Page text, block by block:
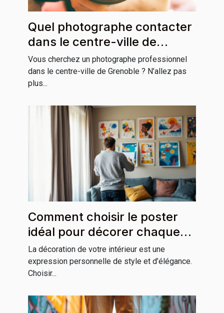
Quel photographe contacter
dans le centre-ville de
Grenoble ?
Vous cherchez un photographe professionnel
dans le centre-ville de Grenoble ? N’allez pas
plus...
Comment choisir le poster
idéal pour décorer chaque
pièce de votre maison
La décoration de votre intérieur est une
expression personnelle de style et d’élégance.
Choisir...